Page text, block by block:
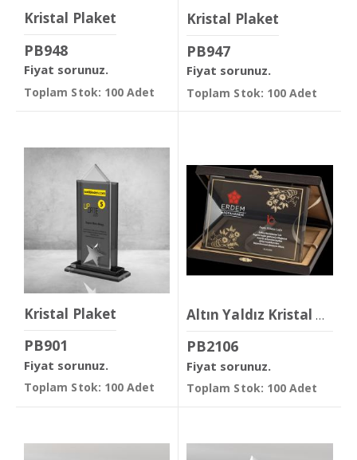
Kristal Plaket
PB948
Fiyat sorunuz.
Toplam Stok: 100 Adet
Kristal Plaket
PB947
Fiyat sorunuz.
Toplam Stok: 100 Adet
Kristal Plaket
PB901
Fiyat sorunuz.
Toplam Stok: 100 Adet
Altın Yaldız Kristal Plaket
PB2106
Fiyat sorunuz.
Toplam Stok: 100 Adet